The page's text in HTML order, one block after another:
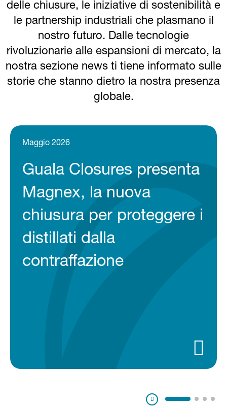
delle chiusure, le iniziative di sostenibilità e
le partnership industriali che plasmano il
nostro futuro. Dalle tecnologie
rivoluzionarie alle espansioni di mercato, la
nostra sezione news ti tiene informato sulle
storie che stanno dietro la nostra presenza
globale.
Maggio 2026
Guala Closures presenta
Magnex, la nuova
chiusura per proteggere i
distillati dalla
contraffazione
Pausa